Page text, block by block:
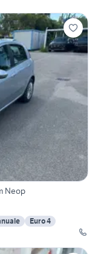
Neop
Euro 4